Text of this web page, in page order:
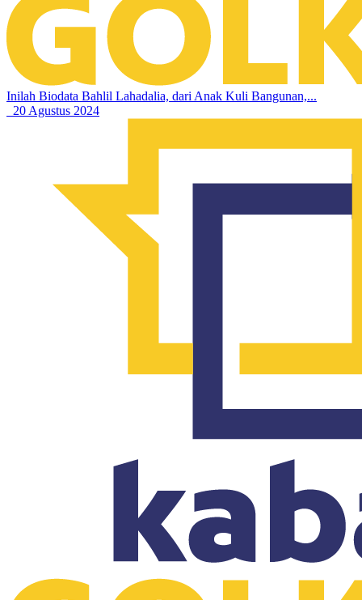
Inilah Biodata Bahlil Lahadalia, dari Anak Kuli Bangunan,...
20 Agustus 2024